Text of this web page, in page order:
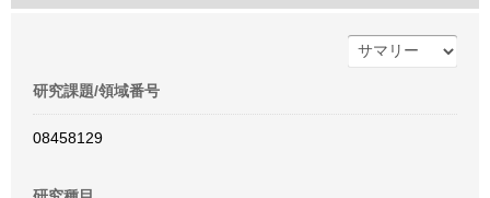
研究課題/領域番号
08458129